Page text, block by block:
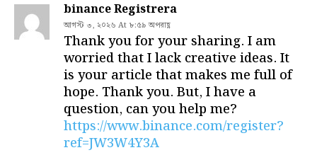
binance Registrera
আগস্ট ৩, ২০২৬ At ৮:৫৯ অপরাহ্ণ
Thank you for your sharing. I am
worried that I lack creative ideas. It
is your article that makes me full of
hope. Thank you. But, I have a
question, can you help me?
https://www.binance.com/register?
ref=JW3W4Y3A